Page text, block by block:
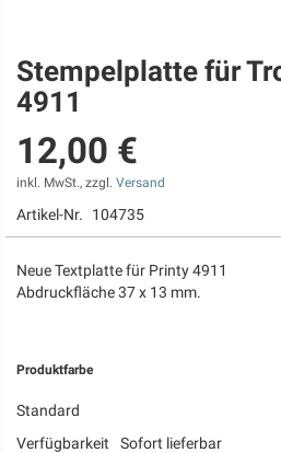
Zum
Anfang
der
springen
Stempelplatte für
4911
12,00 €
inkl. MwSt., zzgl. Versand
Artikel-Nr. 104735
Neue Textplatte für Printy 4911
Abdruckfläche 37 x 13 mm.
Produktfarbe
Standard
Verfügbarkeit
Sofort lieferbar